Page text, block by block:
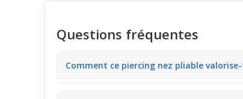
Questions fréquentes
Comment ce piercing nez pliable